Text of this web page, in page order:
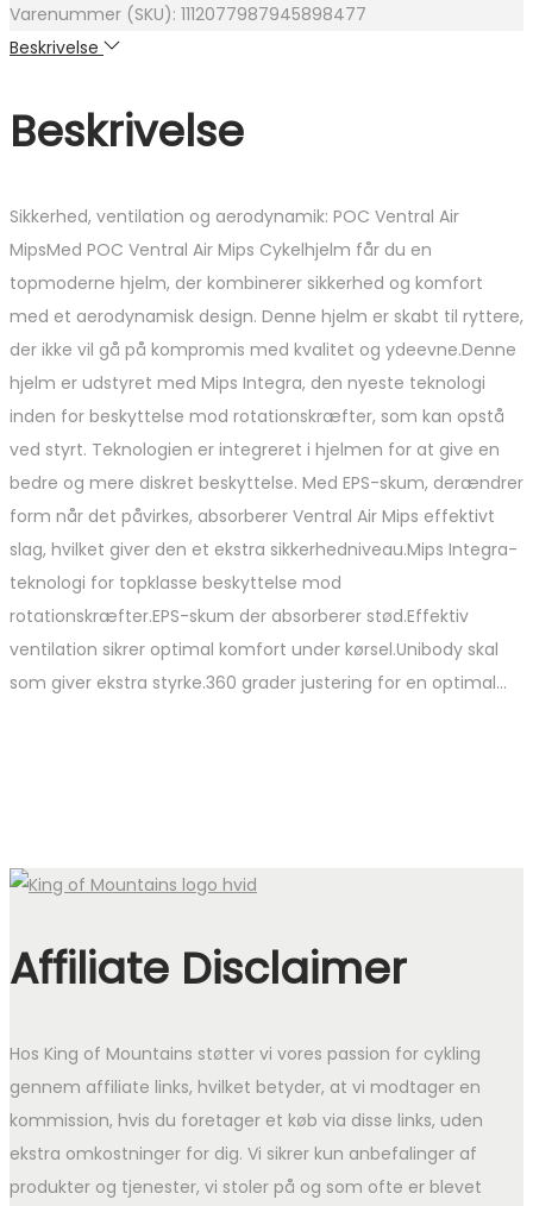
var:
1.999 kr..
er:
Varenummer (SKU): 1112077987945898477
Beskrivelse
Beskrivelse
Sikkerhed, ventilation og aerodynamik: POC Ventral Air
MipsMed POC Ventral Air Mips Cykelhjelm får du en
topmoderne hjelm, der kombinerer sikkerhed og komfort
med et aerodynamisk design. Denne hjelm er skabt til ryttere,
der ikke vil gå på kompromis med kvalitet og ydeevne.Denne
hjelm er udstyret med Mips Integra, den nyeste teknologi
inden for beskyttelse mod rotationskræfter, som kan opstå
ved styrt. Teknologien er integreret i hjelmen for at give en
bedre og mere diskret beskyttelse. Med EPS-skum, derændrer
form når det påvirkes, absorberer Ventral Air Mips effektivt
slag, hvilket giver den et ekstra sikkerhedniveau.Mips Integra-
teknologi for topklasse beskyttelse mod
rotationskræfter.EPS-skum der absorberer stød.Effektiv
ventilation sikrer optimal komfort under kørsel.Unibody skal
som giver ekstra styrke.360 grader justering for en optimal…
Affiliate Disclaimer
Hos King of Mountains støtter vi vores passion for cykling
gennem affiliate links, hvilket betyder, at vi modtager en
kommission, hvis du foretager et køb via disse links, uden
ekstra omkostninger for dig. Vi sikrer kun anbefalinger af
produkter og tjenester, vi stoler på og som ofte er blevet